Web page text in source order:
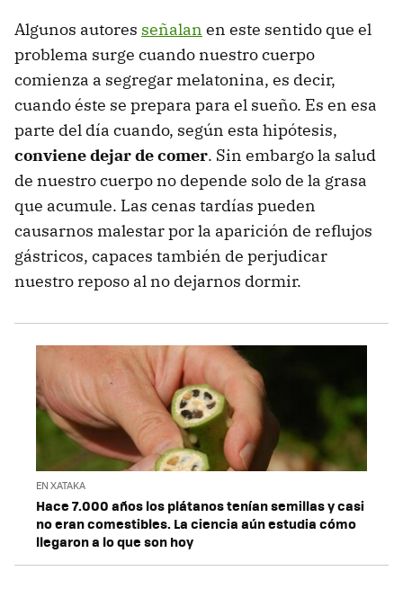
Algunos autores señalan en este sentido que el
problema surge cuando nuestro cuerpo
comienza a segregar melatonina, es decir,
cuando éste se prepara para el sueño. Es en esa
parte del día cuando, según esta hipótesis,
conviene dejar de comer. Sin embargo la salud
de nuestro cuerpo no depende solo de la grasa
que acumule. Las cenas tardías pueden
causarnos malestar por la aparición de reflujos
gástricos, capaces también de perjudicar
nuestro reposo al no dejarnos dormir.
EN XATAKA
Hace 7.000 años los plátanos tenían semillas y casi
no eran comestibles. La ciencia aún estudia cómo
llegaron a lo que son hoy